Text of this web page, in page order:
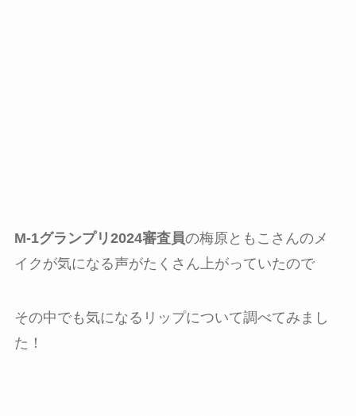
M-1グランプリ2024審査員の梅原ともこさんのメ
イクが気になる声がたくさん上がっていたので
その中でも気になるリップについて調べてみまし
た！